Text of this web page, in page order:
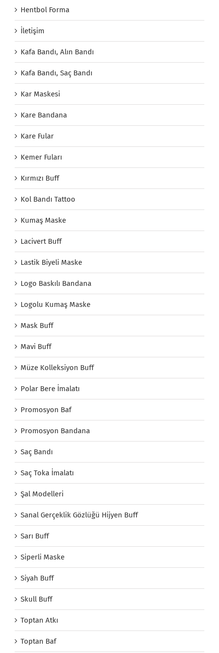
Hentbol Forma
İletişim
Kafa Bandı, Alın Bandı
Kafa Bandı, Saç Bandı
Kar Maskesi
Kare Bandana
Kare Fular
Kemer Fuları
Kırmızı Buff
Kol Bandı Tattoo
Kumaş Maske
Lacivert Buff
Lastik Biyeli Maske
Logo Baskılı Bandana
Logolu Kumaş Maske
Mask Buff
Mavi Buff
Müze Kolleksiyon Buff
Polar Bere İmalatı
Promosyon Baf
Promosyon Bandana
Saç Bandı
Saç Toka İmalatı
Şal Modelleri
Sanal Gerçeklik Gözlüğü Hijyen Buff
Sarı Buff
Siperli Maske
Siyah Buff
Skull Buff
Toptan Atkı
Toptan Baf